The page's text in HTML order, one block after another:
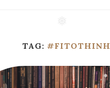
❅
❅
TAG: #FITOTHINH